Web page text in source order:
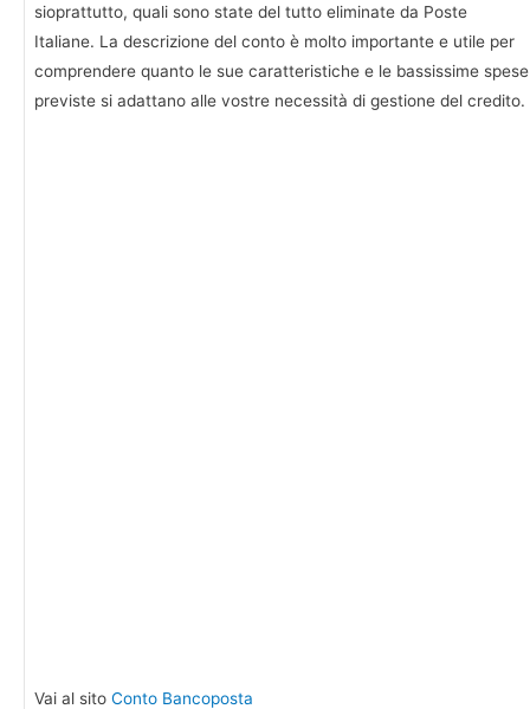
sioprattutto, quali sono state del tutto eliminate da Poste
Italiane. La descrizione del conto è molto importante e utile per
comprendere quanto le sue caratteristiche e le bassissime spese
previste si adattano alle vostre necessità di gestione del credito.
Vai al sito Conto Bancoposta